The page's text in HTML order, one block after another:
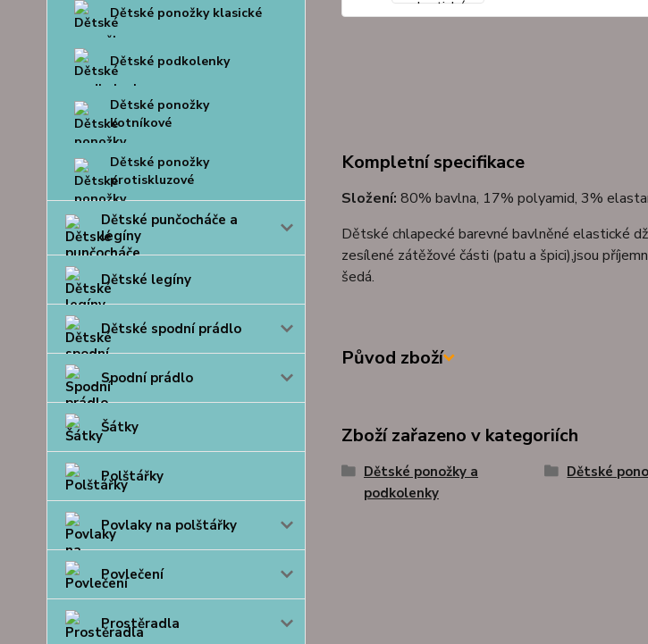
Dětské ponožky klasické
Dětské podkolenky
Dětské ponožky
kotníkové
Dětské ponožky
protiskluzové
Dětské punčocháče a
legíny
Dětské legíny
Dětské spodní prádlo
Spodní prádlo
Šátky
Polštářky
Povlaky na polštářky
Povlečení
Prostěradla
Kompletní specifikace
Složení: 80% bavlna, 17% polyamid, 3%
Dětské chlapecké barevné bavlněné elastické
zesílené zátěžové části (patu a špici),jsou
šedá.
Původ zboží
Zboží zařazeno v kategoriích
Dětské ponožky a
podkolenky
Dětské